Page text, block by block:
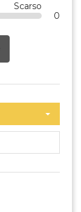
Scarso
0